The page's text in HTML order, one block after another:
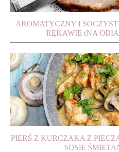
AROMATYCZNY I
RĘKAWIE (NA
PIERŚ Z KURCZAKA Z
SOSIE